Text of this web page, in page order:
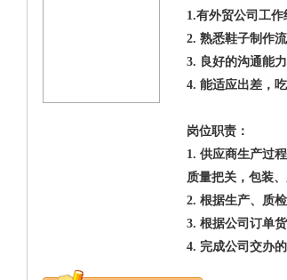
1.有外贸公司工作
2. 熟悉鞋子制作
3. 良好的沟通能
4. 能适应出差，
岗位职责：
1. 供应商生产过
质量把关，包装
2. 根据生产、质
3. 根据公司订单
4. 完成公司交办